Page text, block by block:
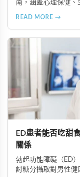
南，涵蓋心理保健、
READ MORE →
ED患者能否吃甜
關係
勃起功能障礙（ED
討糖分攝取對男性健